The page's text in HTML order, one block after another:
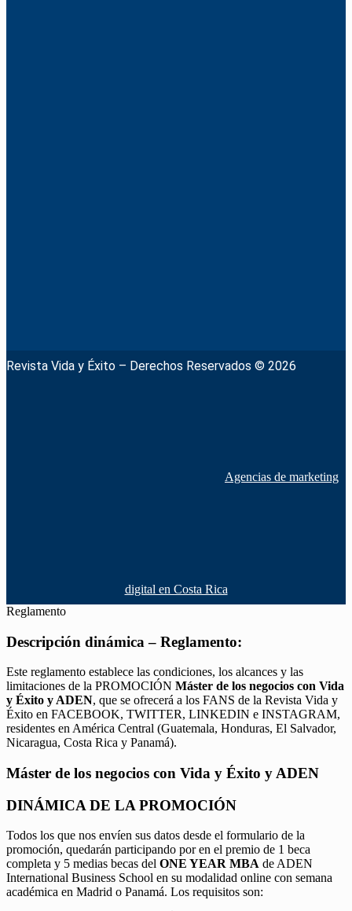
Revista Vida y Éxito – Derechos Reservados © 2026
Agencias de marketing
digital en Costa Rica
Reglamento
Descripción dinámica – Reglamento:
Este reglamento establece las condiciones, los alcances y las
limitaciones de la PROMOCIÓN Máster de los negocios con Vida
y Éxito y ADEN, que se ofrecerá a los FANS de la Revista Vida y
Éxito en FACEBOOK, TWITTER, LINKEDIN e INSTAGRAM,
residentes en América Central (Guatemala, Honduras, El Salvador,
Nicaragua, Costa Rica y Panamá).
Máster de los negocios con Vida y Éxito y ADEN
DINÁMICA DE LA PROMOCIÓN
Todos los que nos envíen sus datos desde el formulario de la
promoción, quedarán participando por en el premio de 1 beca
completa y 5 medias becas del ONE YEAR MBA de ADEN
International Business School en su modalidad online con semana
académica en Madrid o Panamá. Los requisitos son: